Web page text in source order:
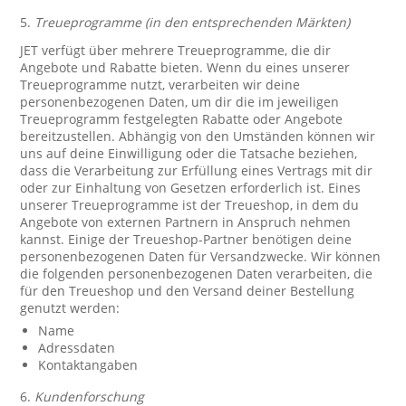
5. Treueprogramme (in den entsprechenden Märkten)
JET verfügt über mehrere Treueprogramme, die dir
Angebote und Rabatte bieten. Wenn du eines unserer
Treueprogramme nutzt, verarbeiten wir deine
personenbezogenen Daten, um dir die im jeweiligen
Treueprogramm festgelegten Rabatte oder Angebote
bereitzustellen. Abhängig von den Umständen können wir
uns auf deine Einwilligung oder die Tatsache beziehen,
dass die Verarbeitung zur Erfüllung eines Vertrags mit dir
oder zur Einhaltung von Gesetzen erforderlich ist. Eines
unserer Treueprogramme ist der Treueshop, in dem du
Angebote von externen Partnern in Anspruch nehmen
kannst. Einige der Treueshop-Partner benötigen deine
personenbezogenen Daten für Versandzwecke. Wir können
die folgenden personenbezogenen Daten verarbeiten, die
für den Treueshop und den Versand deiner Bestellung
genutzt werden:
Name
Adressdaten
Kontaktangaben
6. Kundenforschung